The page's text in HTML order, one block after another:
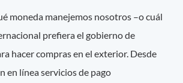
moneda manejemos nosotros –o cuál
prefiera el gobierno de
hacer compras en el exterior. Desde
en línea servicios de pago